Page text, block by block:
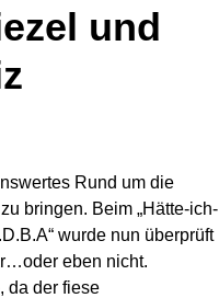
und
Rund um die
bringen. Beim „Hätte-ich-
wurde nun überprüft
eben nicht.
da der fiese